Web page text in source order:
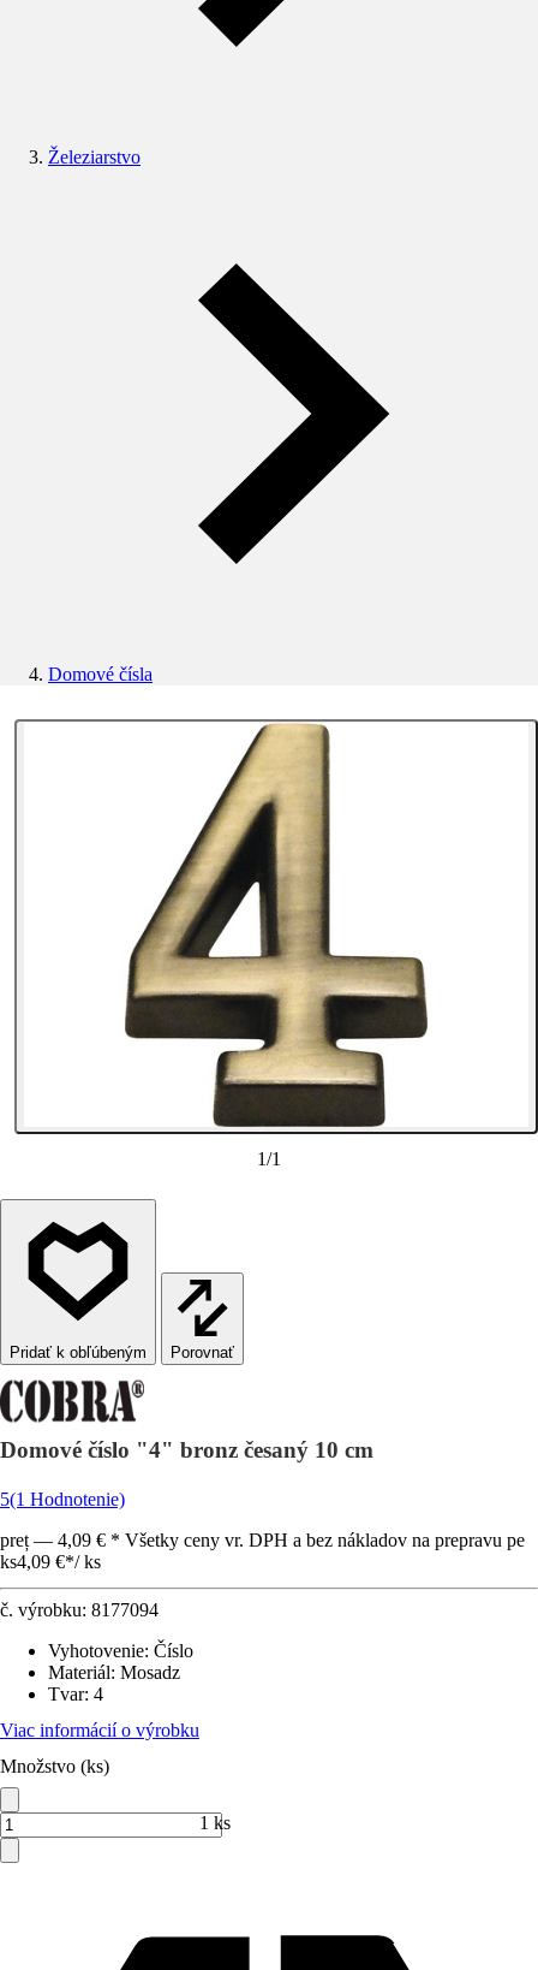
Železiarstvo
Domové čísla
1/1
Porovnať
Domové číslo "4" bronz česaný 10 cm
5(1 Hodnotenie)
preț — 4,09 € * Všetky ceny vr. DPH a bez nákladov na prepravu pe
ks4,09 €*/ ks
č. výrobku: 8177094
Vyhotovenie: Číslo
Materiál: Mosadz
Tvar: 4
Viac informácií o výrobku
Množstvo (ks)
1 ks